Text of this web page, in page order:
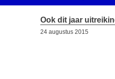
Ook dit jaar
24 augustus 2015